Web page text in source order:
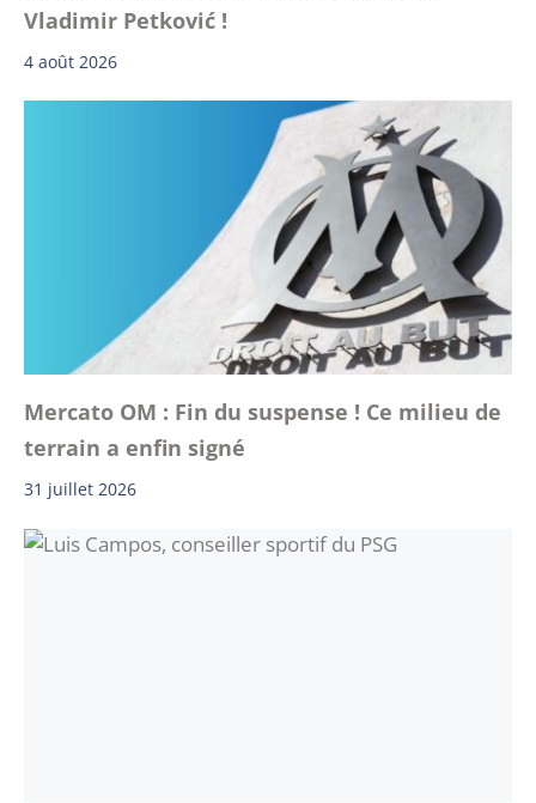
Vladimir Petković !
4 août 2026
Mercato OM : Fin du suspense ! Ce milieu de
terrain a enfin signé
31 juillet 2026